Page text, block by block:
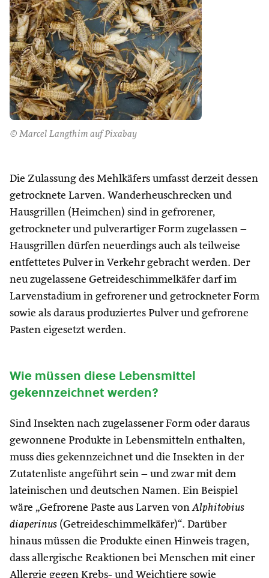
© Marcel Langthim auf Pixabay
Die Zulassung des Mehlkäfers umfasst derzeit dessen
getrocknete Larven. Wanderheuschrecken und
Hausgrillen (Heimchen) sind in gefrorener,
getrockneter und pulverartiger Form zugelassen –
Hausgrillen dürfen neuerdings auch als teilweise
entfettetes Pulver in Verkehr gebracht werden. Der
neu zugelassene Getreideschimmelkäfer darf im
Larvenstadium in gefrorener und getrockneter Form
sowie als daraus produziertes Pulver und gefrorene
Pasten eigesetzt werden.
Wie müssen diese Lebensmittel
gekennzeichnet werden?
Sind Insekten nach zugelassener Form oder daraus
gewonnene Produkte in Lebensmitteln enthalten,
muss dies gekennzeichnet und die Insekten in der
Zutatenliste angeführt sein – und zwar mit dem
lateinischen und deutschen Namen. Ein Beispiel
wäre „Gefrorene Paste aus Larven vonAlphitobius
diaperinus (Getreideschimmelkäfer)“. Darüber
hinaus müssen die Produkte einen Hinweis tragen,
dass allergische Reaktionen bei Menschen mit einer
Allergie gegen Krebs- und Weichtiere sowie